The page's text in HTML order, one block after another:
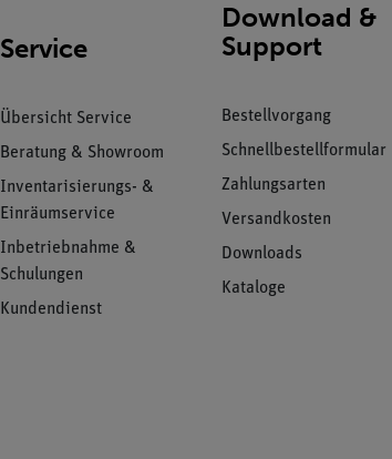
Service
Übersicht Service
Beratung & Showroom
Inventarisierungs- &
Einräumservice
Inbetriebnahme &
Schulungen
Kundendienst
Download &
Support
Bestellvorgang
Schnellbestellformular
Zahlungsarten
Versandkosten
Downloads
Kataloge